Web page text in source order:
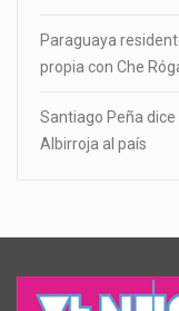
Paraguaya
propia con Che
Santiago Peña
Albirroja al país